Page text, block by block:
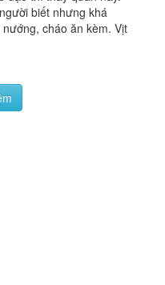
- Vịt Cỏ
2, TP. HCM
cháo ăn kèm. Vịt